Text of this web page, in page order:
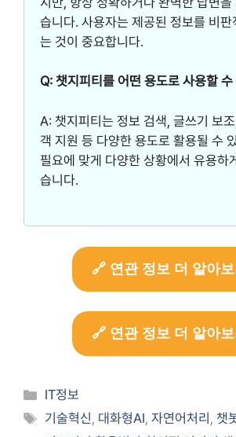
습니다. 사용자는 제공된 정보를 비
는 것이 중요합니다.
Q: 챗지피티를 어떤 용도로 사용할
A: 챗지피티는 정보 검색, 글쓰기 보
객 지원 등 다양한 용도로 활용될 수
필요에 맞게 다양한 상황에서 유용하
습니다.
🔗 연관 정보 더 알아
🔗 연관 정보 더 알아
Categories
IT정보
Tags
기술혁신, 대화형AI,자연어처리 , 챗